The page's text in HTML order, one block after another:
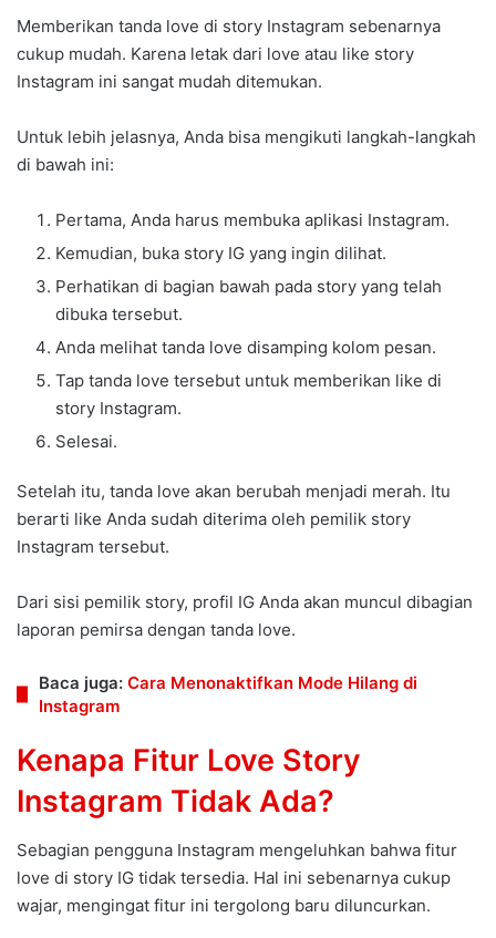
Memberikan tanda love di story Instagram sebenarnya
cukup mudah. Karena letak dari love atau like story
Instagram ini sangat mudah ditemukan.
Untuk lebih jelasnya, Anda bisa mengikuti langkah-langkah
di bawah ini:
Pertama, Anda harus membuka aplikasi Instagram.
Kemudian, buka story IG yang ingin dilihat.
Perhatikan di bagian bawah pada story yang telah
dibuka tersebut.
Anda melihat tanda love disamping kolom pesan.
Tap tanda love tersebut untuk memberikan like di
story Instagram.
Selesai.
Setelah itu, tanda love akan berubah menjadi merah. Itu
berarti like Anda sudah diterima oleh pemilik story
Instagram tersebut.
Dari sisi pemilik story, profil IG Anda akan muncul dibagian
laporan pemirsa dengan tanda love.
Baca juga: Cara Menonaktifkan Mode Hilang di
Instagram
Kenapa Fitur Love Story
Instagram Tidak Ada?
Sebagian pengguna Instagram mengeluhkan bahwa fitur
love di story IG tidak tersedia. Hal ini sebenarnya cukup
wajar, mengingat fitur ini tergolong baru diluncurkan.